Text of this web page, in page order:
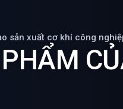
sản xuất cơ khí công